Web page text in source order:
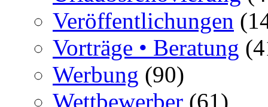
Veröffentlichungen
Vorträge • Beratung
Werbung (90)
Wettbewerber (61)